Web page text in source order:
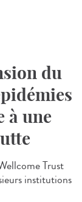
du
à une
Trust
institutions